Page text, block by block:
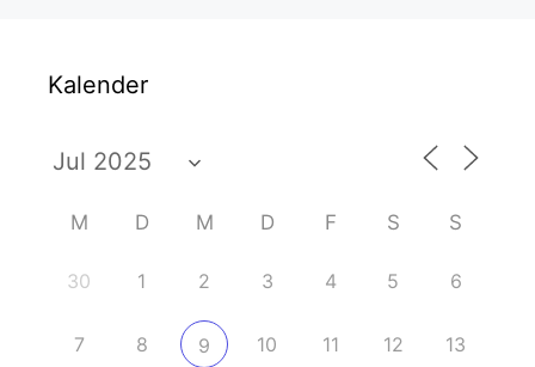
Kalender
M D M D F S S
30 1 2 3 4 5 6
7 8 9 10 11 12 13